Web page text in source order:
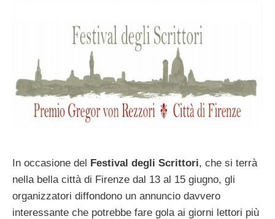
In occasione del Festival degli Scrittori, che si terrà
nella bella città di Firenze dal 13 al 15 giugno, gli
organizzatori diffondono un annuncio davvero
interessante che potrebbe fare gola ai giorni lettori più